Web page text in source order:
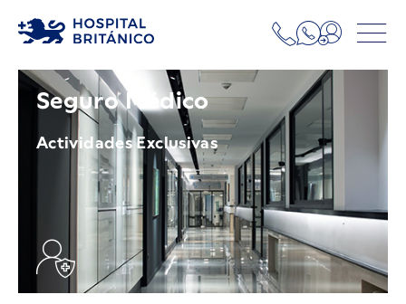
Seguro Médico
Actividades Exclusivas